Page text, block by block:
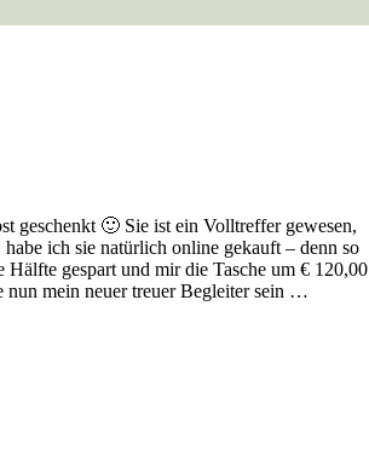
geschenkt 🙂 Sie ist ein Volltreffer gewesen,
ich sie natürlich online gekauft – denn so
gespart und mir die Tasche um € 120,00
nun mein neuer treuer Begleiter sein …